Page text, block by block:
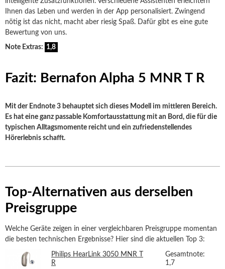
Ihnen das Leben und werden in der App personalisiert. Zwingend
nötig ist das nicht, macht aber riesig Spaß. Dafür gibt es eine gute
Bewertung von uns.
Note Extras: 1,8
Fazit: Bernafon Alpha 5 MNR T R
Mit der Endnote 3 behauptet sich dieses Modell im mittleren Bereich.
Es hat eine ganz passable Komfortausstattung mit an Bord, die für die
typischen Alltagsmomente reicht und ein zufriedenstellendes
Hörerlebnis schafft.
Top-Alternativen aus derselben
Preisgruppe
Welche Geräte zeigen in einer vergleichbaren Preisgruppe momentan
die besten technischen Ergebnisse? Hier sind die aktuellen Top 3:
Philips HearLink 3050 MNR T
R
Gesamtnote:
1,7